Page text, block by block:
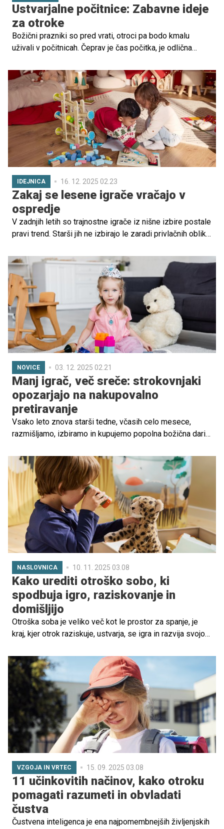
Ustvarjalne počitnice: Zabavne ideje
za otroke
Božični prazniki so pred vrati, otroci pa bodo kmalu
uživali v počitnicah. Čeprav je čas počitka, je odlična
V nadaljevanju smo zbrali super ideje, kako otroka aktivno
vključiti, razvijati njegovo ustvarjalnost in hkrati ohraniti
praznično vzdušje.
IDEJNICA 16. 12. 2025 02.23
Zakaj se lesene igrače vračajo v
ospredje
V zadnjih letih so trajnostne igrače iz nišne izbire postale
pravi trend. Starši jih ne izbirajo le zaradi privlačnih oblik
trpežne, varne, izdelane iz naravnih ali obnovljivih
materialov, hkrati pa podpirajo otrokov razvoj in
zmanjšujejo vpliv na okolje.
NOVICE 03. 12. 2025 02.21
Manj igrač, več sreče: strokovnjaki
opozarjajo na nakupovalno
pretiravanje
Vsako leto znova starši tedne, včasih celo mesece,
razmišljamo, izbiramo in kupujemo popolna božična darila
trendovske, "must-have", takšne, ki naj bi naredile
božično jutro popolno ...
NASLOVNICA 10. 11. 2025 03.08
Kako urediti otroško sobo, ki
spodbuja igro, raziskovanje in
domišljijo
Otroška soba je veliko več kot le prostor za spanje, je
kraj, kjer otrok raziskuje, ustvarja, se igra in razvija svojo
kreativnost, učenje in družinsko povezovanje, hkrati pa
postane kotiček, kjer vsak dan doživlja male avanture.
VZGOJA IN VRTEC 15. 09. 2025 03.08
11 učinkovitih načinov, kako otroku
pomagati razumeti in obvladati
čustva
Čustvena inteligenca je ena najpomembnejših življenjskih